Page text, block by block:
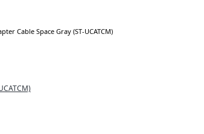
Cable Space Gray (ST-UCATCM)